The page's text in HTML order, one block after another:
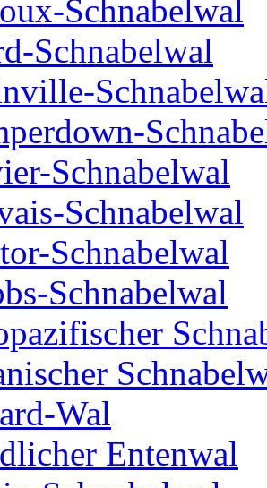
Schnabelwal
Schnabelwal
Schnabelwal
Schnabelwal
Schnabelwal
Schnabelwal
Wal
Entenwal